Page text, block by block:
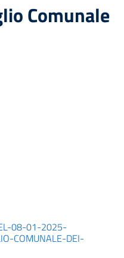
Comunale
08-01-2025-
COMUNALE-DEI-